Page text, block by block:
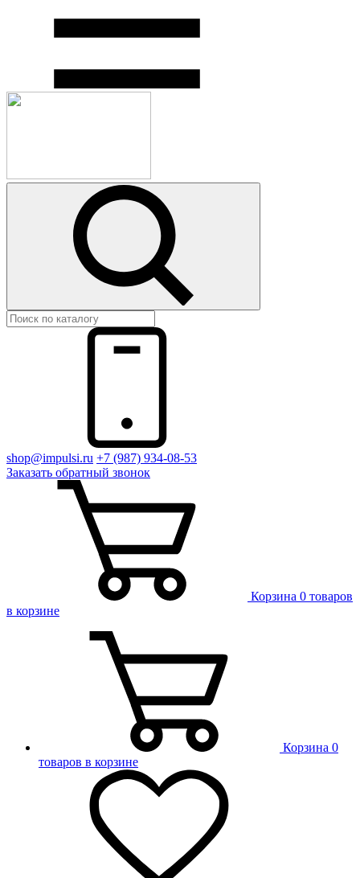
shop@impulsi.ru +7 (987) 934-08-53
Заказать обратный звонок
Корзина 0 товаров
в корзине
Корзина 0
товаров в корзине